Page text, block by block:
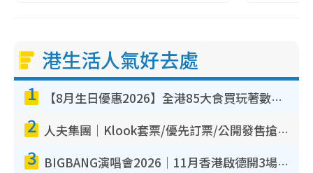
港生活人氣好去處
1 【8月生日優惠2026】全港85大食買玩著數攻略 自助餐/火鍋放題同行免費＋誠品/DONKI送現金券
2 人夫集團｜Klook套票/優先訂票/公開發售搶飛攻略！附票價.購票連結.場地座位表
3 BIGBANG演唱會2026｜11月香港啟德開3場！實名制VIP申請、優先購票攻略